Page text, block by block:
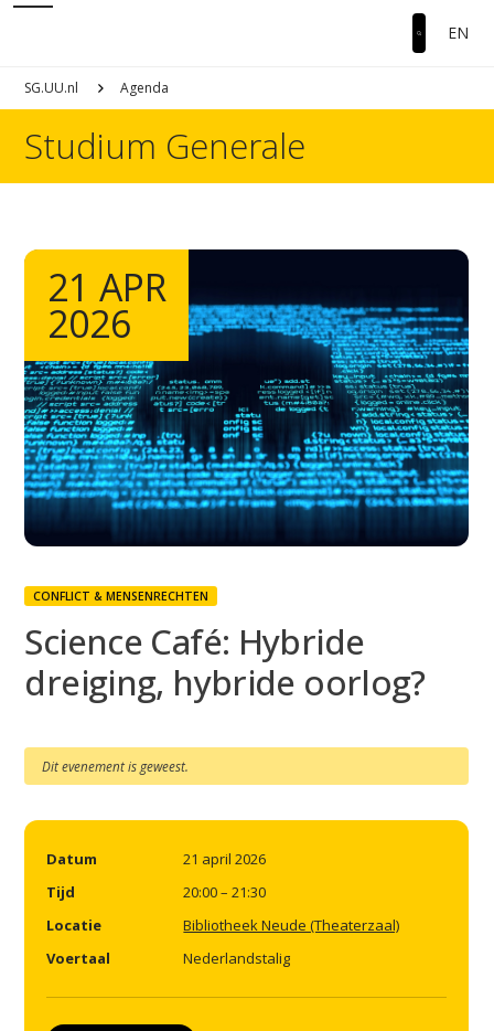
EN
SG.UU.nl Agenda
Studium Generale
21 APR
2026
Datum
21 april 2026
Tijd
20:00 – 21:30
Locatie
Bibliotheek Neude (Theaterzaal)
Voertaal
Nederlandstalig
CONFLICT & MENSENRECHTEN
Science Café: Hybride
dreiging, hybride oorlog?
Dit evenement is geweest.